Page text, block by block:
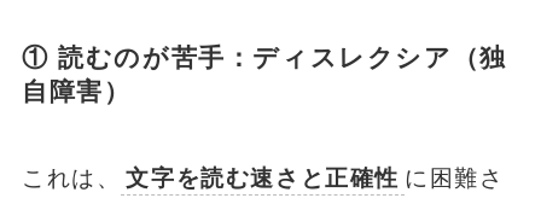
① 読むのが苦手：ディスレクシア（独
自障害）
これは、 文字を読む速さと正確性 に困難さ